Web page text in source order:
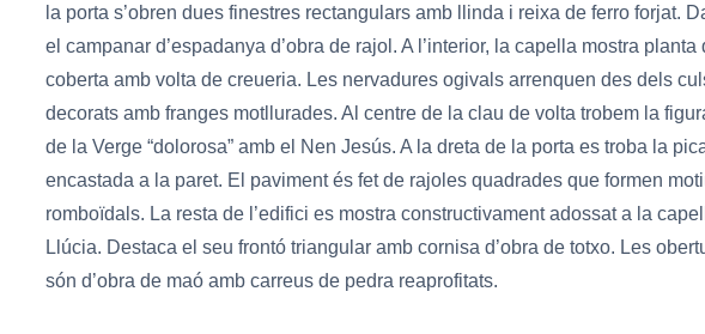
la porta s’obren dues finestres rectangulars amb llinda i reixa de ferro forjat.
el campanar d’espadanya d’obra de rajol. A l’interior, la capella mostra planta
coberta amb volta de creueria. Les nervadures ogivals arrenquen des dels
decorats amb franges motllurades. Al centre de la clau de volta trobem la
de la Verge “dolorosa” amb el Nen Jesús. A la dreta de la porta es troba la
encastada a la paret. El paviment és fet de rajoles quadrades que formen
romboïdals. La resta de l’edifici es mostra constructivament adossat a la
Llúcia. Destaca el seu frontó triangular amb cornisa d’obra de totxo. Les
són d’obra de maó amb carreus de pedra reaprofitats.